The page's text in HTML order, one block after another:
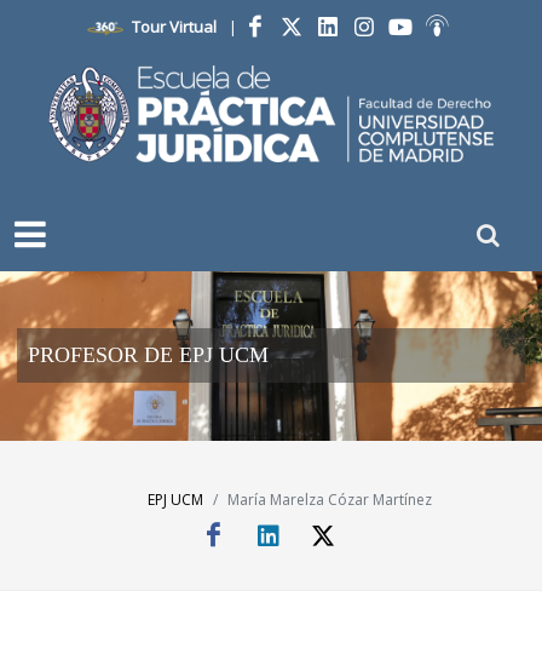
Tour Virtual |
Facebook
PROFESOR DE EPJ UCM
EPJ UCM María Marelza Cózar Martínez